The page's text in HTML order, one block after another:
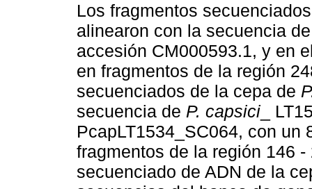
Los fragmentos
alinearon con la secuencia
accesión CM000593.1, y en
en fragmentos de la región
secuenciados de la cepa de
secuencia de P. capsici _
PcapLT1534_SC064, con un
fragmentos de la región 146
secuenciado de ADN de la